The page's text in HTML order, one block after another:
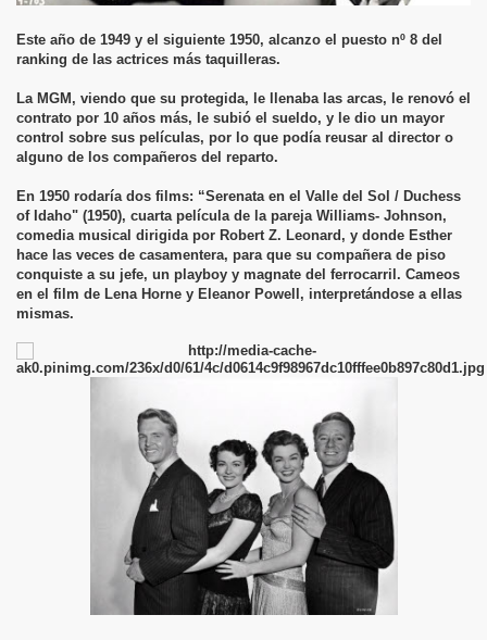
Este año de 1949 y el siguiente 1950, alcanzo el puesto nº 8 del
ranking de las actrices más taquilleras.
La MGM, viendo que su protegida, le llenaba las arcas, le renovó el
contrato por 10 años más, le subió el sueldo, y le dio un mayor
control sobre sus películas, por lo que podía reusar al director o
alguno de los compañeros del reparto.
En 1950 rodaría dos films: “Serenata en el Valle del Sol / Duchess
of Idaho" (1950), cuarta película de la pareja Williams- Johnson,
comedia musical dirigida por Robert Z. Leonard, y donde Esther
hace las veces de casamentera, para que su compañera de piso
conquiste a su jefe, un playboy y magnate del ferrocarril. Cameos
en el film de Lena Horne y Eleanor Powell, interpretándose a ellas
mismas.